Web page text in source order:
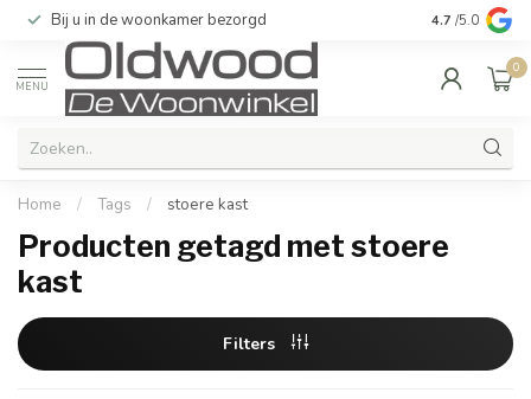
Bij u in de woonkamer bezorgd Kwaliteit &
4.7 /5.0
MENU
0
Home / Tags / stoere kast
Producten getagd met stoere
kast
Filters